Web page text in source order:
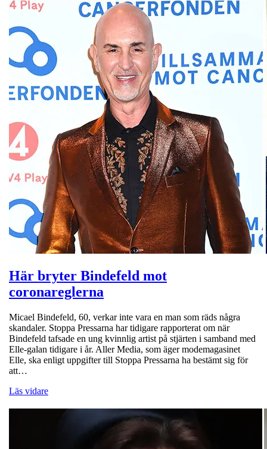
Här bryter Bindefeld mot
coronareglerna
Micael Bindefeld, 60, verkar inte vara en man som räds några
skandaler. Stoppa Pressarna har tidigare rapporterat om när
Bindefeld tafsade en ung kvinnlig artist på stjärten i samband med
Elle-galan tidigare i år. Aller Media, som äger modemagasinet
Elle, ska enligt uppgifter till Stoppa Pressarna ha bestämt sig för
att…
Läs vidare